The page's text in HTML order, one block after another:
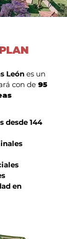
PLAN
Leónes un
con de 95
desde 144
en